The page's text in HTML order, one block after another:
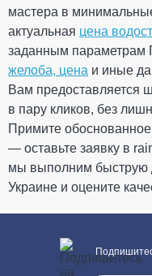
мастера в
актуальная цена
заданным параметрам
желоба, цена и иные
Вам предоставляется
в пару кликов, без
Примите
— оставьте заявку в
мы выполним быструю
Украине и оцените